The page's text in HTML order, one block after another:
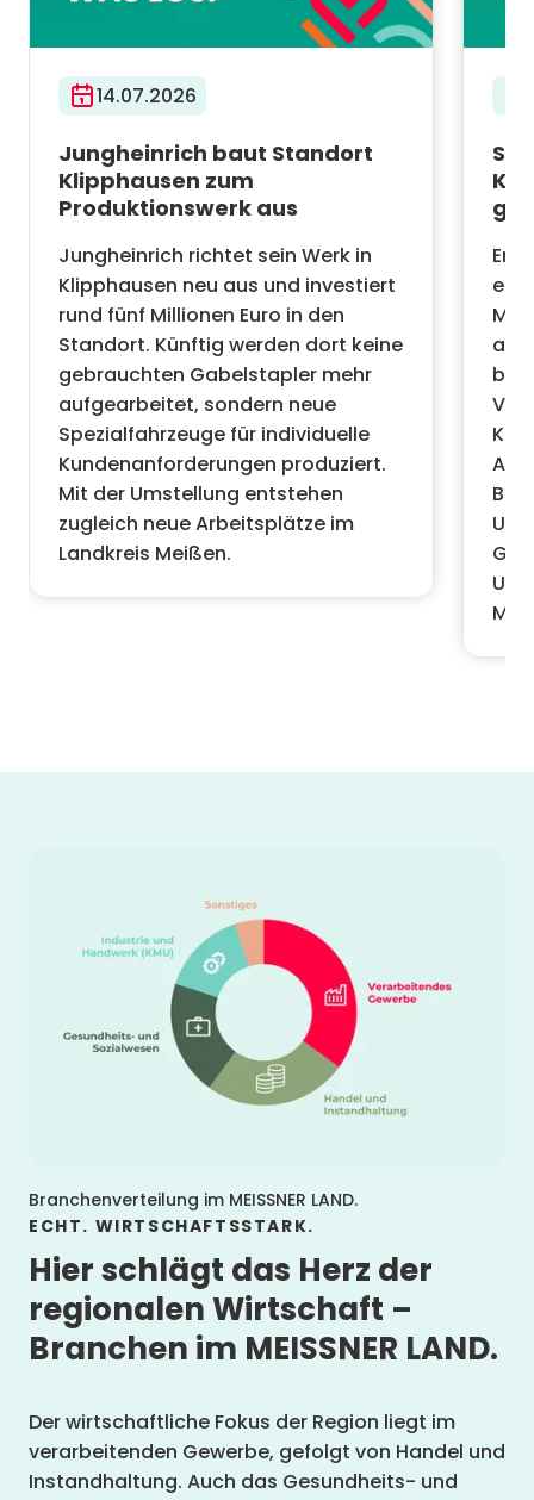
14.07.2026
Jungheinrich baut Standort
Klipphausen zum
Produktionswerk aus
Jungheinrich richtet sein Werk in
Klipphausen neu aus und investiert
rund fünf Millionen Euro in den
Standort. Künftig werden dort keine
gebrauchten Gabelstapler mehr
aufgearbeitet, sondern neue
Spezialfahrzeuge für individuelle
Kundenanforderungen produziert.
Mit der Umstellung entstehen
zugleich neue Arbeitsplätze im
Landkreis Meißen.
aus
Branchenverteilung im MEISSNER LAND.
ECHT. WIRTSCHAFTSSTARK.
Hier schlägt das Herz der
regionalen Wirtschaft –
Branchen im MEISSNER LAND.
Der wirtschaftliche Fokus der Region liegt im
verarbeitenden Gewerbe, gefolgt von Handel und
Instandhaltung. Auch das Gesundheits- und